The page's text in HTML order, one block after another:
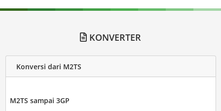
KONVERTER
Konversi dari M2TS
M2TS sampai 3GP